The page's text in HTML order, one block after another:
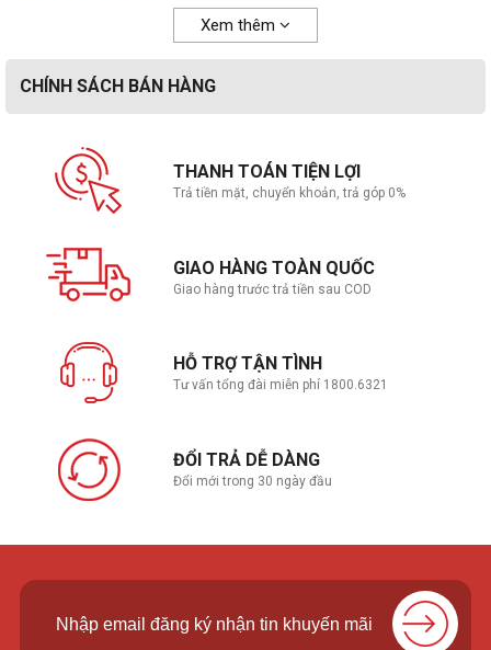
Xem thêm
CHÍNH SÁCH BÁN HÀNG
THANH TOÁN TIỆN LỢI
Trả tiền mặt, chuyển khoản, trả góp 0%
GIAO HÀNG TOÀN QUỐC
Giao hàng trước trả tiền sau COD
HỖ TRỢ TẬN TÌNH
Tư vấn tổng đài miễn phí 1800.6321
ĐỔI TRẢ DỄ DÀNG
Đổi mới trong 30 ngày đầu